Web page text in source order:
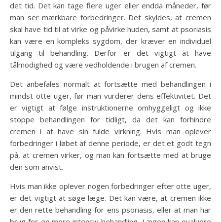
det tid. Det kan tage flere uger eller endda måneder, før
man ser mærkbare forbedringer. Det skyldes, at cremen
skal have tid til at virke og påvirke huden, samt at psoriasis
kan være en kompleks sygdom, der kræver en individuel
tilgang til behandling. Derfor er det vigtigt at have
tålmodighed og være vedholdende i brugen af cremen.
Det anbefales normalt at fortsætte med behandlingen i
mindst otte uger, før man vurderer dens effektivitet. Det
er vigtigt at følge instruktionerne omhyggeligt og ikke
stoppe behandlingen for tidligt, da det kan forhindre
cremen i at have sin fulde virkning. Hvis man oplever
forbedringer i løbet af denne periode, er det et godt tegn
på, at cremen virker, og man kan fortsætte med at bruge
den som anvist.
Hvis man ikke oplever nogen forbedringer efter otte uger,
er det vigtigt at søge læge. Det kan være, at cremen ikke
er den rette behandling for ens psoriasis, eller at man har